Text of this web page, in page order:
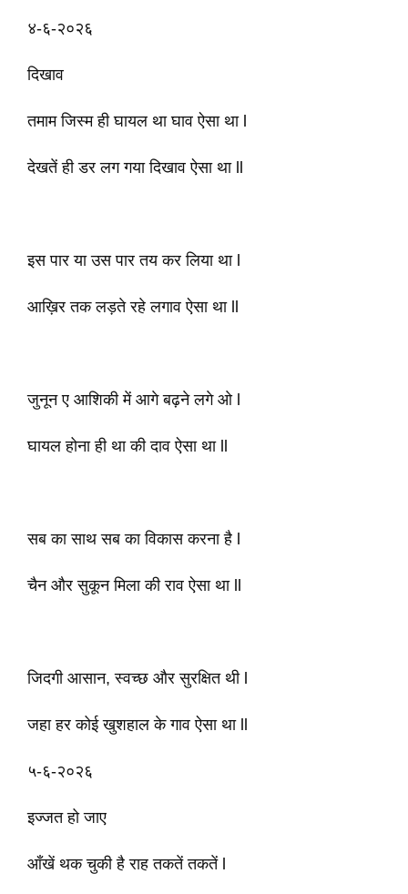
४-६-२०२६
दिखाव
तमाम जिस्म ही घायल था घाव ऐसा था l
देखतें ही डर लग गया दिखाव ऐसा था ll
इस पार या उस पार तय कर लिया था l
आख़िर तक लड़ते रहे लगाव ऐसा था ll
जुनून ए आशिकी में आगे बढ़ने लगे ओ l
घायल होना ही था की दाव ऐसा था ll
सब का साथ सब का विकास करना है l
चैन और सुकून मिला की राव ऐसा था ll
जिदगी आसान, स्वच्छ और सुरक्षित थी l
जहा हर कोई खुशहाल के गाव ऐसा था ll
५-६-२०२६
इज्जत हो जाए
आँखें थक चुकी है राह तकतें तकतें l